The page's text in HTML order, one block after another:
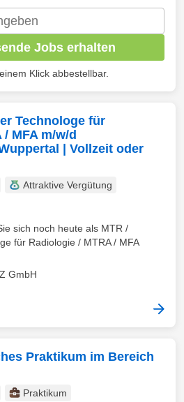
Jobs erhalten
Klick abbestellbar.
Technologe für
MFA m/w/d
| Vollzeit oder
Attraktive Vergütung
sich noch heute als MTR /
für Radiologie / MTRA / MFA
GmbH
Praktikum im Bereich
Praktikum